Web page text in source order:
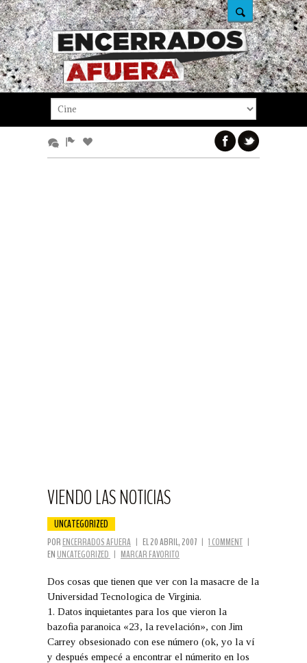
VIENDO LAS NOTICIAS
UNCATEGORIZED
POR ENCERRADOS AFUERA | EL 20 ABRIL, 2007 | 1 COMMENT |
EN UNCATEGORIZED | MARCAR FAVORITO
Dos cosas que tienen que ver con la masacre de la
Universidad Tecnologica de Virginia.
1. Datos inquietantes para los que vieron la
bazofia paranoica «23, la revelación», con Jim
Carrey obsesionado con ese número (ok, yo la ví
y después empecé a encontrar el númerito en los